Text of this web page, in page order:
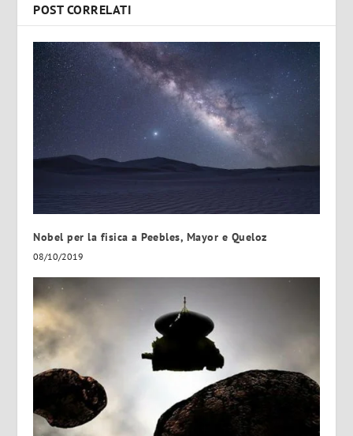
POST CORRELATI
Nobel per la fisica a Peebles, Mayor e Queloz
08/10/2019